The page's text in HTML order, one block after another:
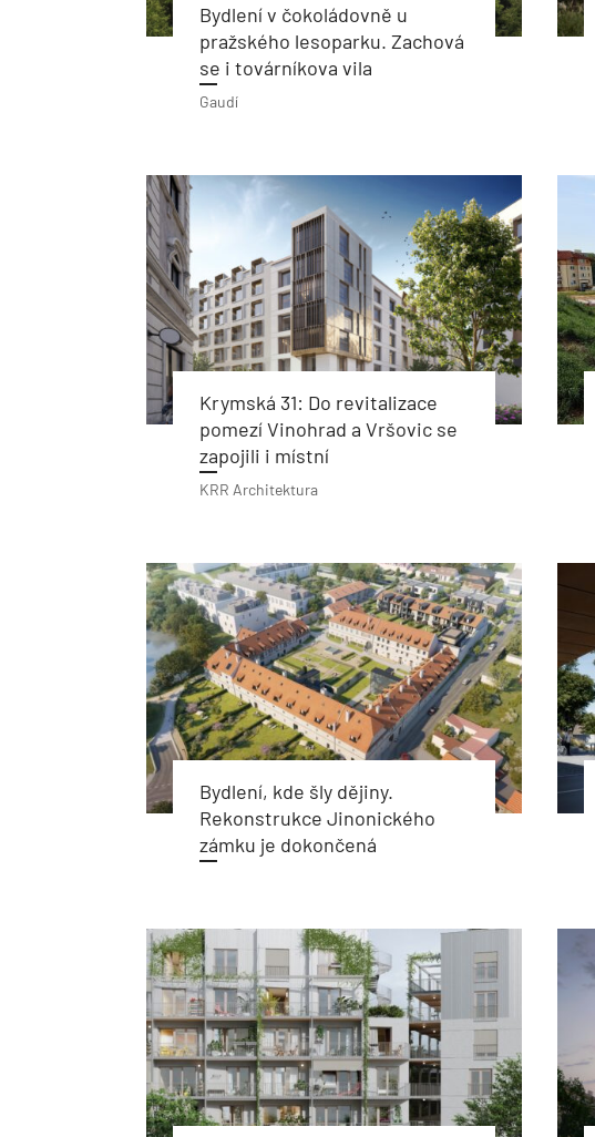
Bydlení v čokoládovně u
pražského lesoparku. Zachová
se i továrníkova vila
Gaudí
Krymská 31: Do revitalizace
pomezí Vinohrad a Vršovic se
zapojili i místní
KRR Architektura
Bydlení, kde šly dějiny.
Rekonstrukce Jinonického
zámku je dokončená